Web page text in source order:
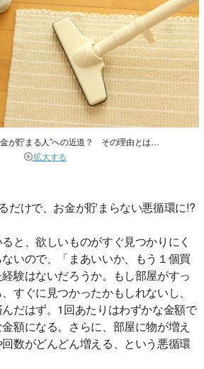
金が貯まる人”への近道？ その理由とは…
拡大する
だけで、お金が貯まらない悪循環に!?
と、欲しいものがすぐ見つかりにく
いので、「まあいいか、もう１個買
験はないだろうか。もし部屋がすっ
すぐに見つかったかもしれないし、
だはず。1回あたりはわずかな金額で
額になる。さらに、部屋に物が増え
数がどんどん増える、という悪循環